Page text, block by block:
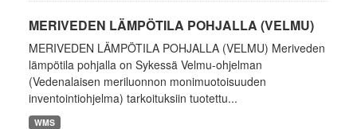
MERIVEDEN LÄMPÖTILA POHJALLA (VELMU)
MERIVEDEN LÄMPÖTILA POHJALLA (VELMU) Meriveden
lämpötila pohjalla on Sykessä Velmu-ohjelman
(Vedenalaisen meriluonnon monimuotoisuuden
inventointiohjelma) tarkoituksiin tuotettu...
WMS